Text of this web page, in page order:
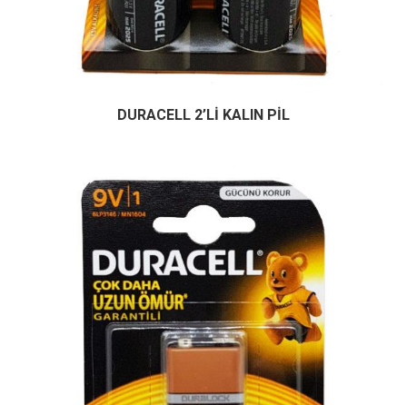
DURACELL 2’Lİ KALIN PİL